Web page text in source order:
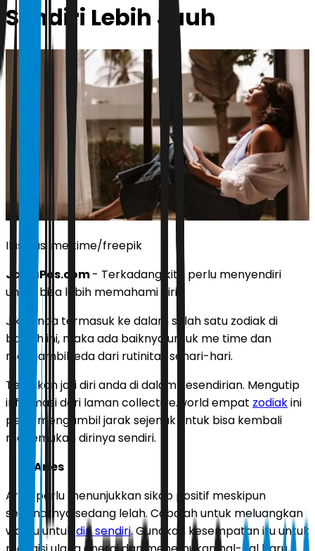
Sendiri Lebih Jauh
Ilustrasi me time/freepik
JawaPos.com- Terkadang kita perlu menyendiri
untuk bisa lebih memahami diri.
Jika anda termasuk ke dalam salah satu zodiak di
bawah ini, maka ada baiknya untuk me time dan
mengambil jeda dari rutinitas sehari-hari.
Temukan jati diri anda di dalam kesendirian. Mengutip
informasi dari laman collective.world empat zodiakini
perlu mengambil jarak sejenak untuk bisa kembali
menemukan dirinya sendiri.
Aries
Aries perlu menunjukkan sikap positif meskipun
sebenarnya sedang lelah. Cobalah untuk meluangkan
waktu untuk diri sendiri. Gunakan kesempatan itu untuk